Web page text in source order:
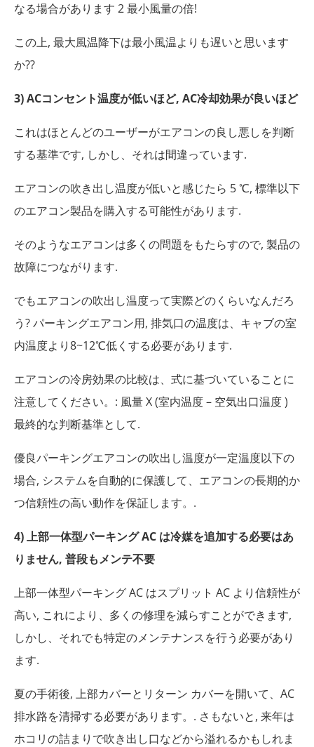
なる場合があります 2 最小風量の倍!
この上, 最大風温降下は最小風温よりも遅いと思います
か??
3) ACコンセント温度が低いほど, AC冷却効果が良いほど
これはほとんどのユーザーがエアコンの良し悪しを判断
する基準です, しかし、それは間違っています.
エアコンの吹き出し温度が低いと感じたら 5 ℃, 標準以下
のエアコン製品を購入する可能性があります.
そのようなエアコンは多くの問題をもたらすので, 製品の
故障につながります.
でもエアコンの吹出し温度って実際どのくらいなんだろ
う? パーキングエアコン用, 排気口の温度は、キャブの室
内温度より8~12℃低くする必要があります.
エアコンの冷房効果の比較は、式に基づいていることに
注意してください。: 風量 X (室内温度 – 空気出口温度 )
最終的な判断基準として.
優良パーキングエアコンの吹出し温度が一定温度以下の
場合, システムを自動的に保護して、エアコンの長期的か
つ信頼性の高い動作を保証します。.
4) 上部一体型パーキング AC は冷媒を追加する必要はあ
りません, 普段もメンテ不要
上部一体型パーキング AC はスプリット AC より信頼性が
高い, これにより、多くの修理を減らすことができます,
しかし、それでも特定のメンテナンスを行う必要があり
ます.
夏の手術後, 上部カバーとリターン カバーを開いて、AC
排水路を清掃する必要があります。. さもないと, 来年は
ホコリの詰まりで吹き出し口などから溢れるかもしれま